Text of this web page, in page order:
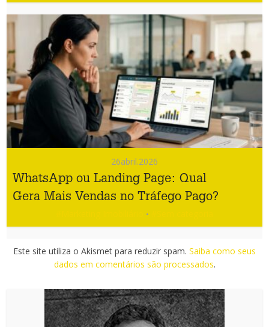
26abril.2026
WhatsApp ou Landing Page: Qual
Gera Mais Vendas no Tráfego Pago?
•
Este site utiliza o Akismet para reduzir spam. Saiba como seus
dados em comentários são processados.